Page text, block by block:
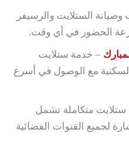
وصيانة الستلايت والرسيفر
الحضور في أي وقت.
– خدمة ستلايت
مع الوصول في أسرع
متكاملة تشمل
لجميع القنوات الفضائية